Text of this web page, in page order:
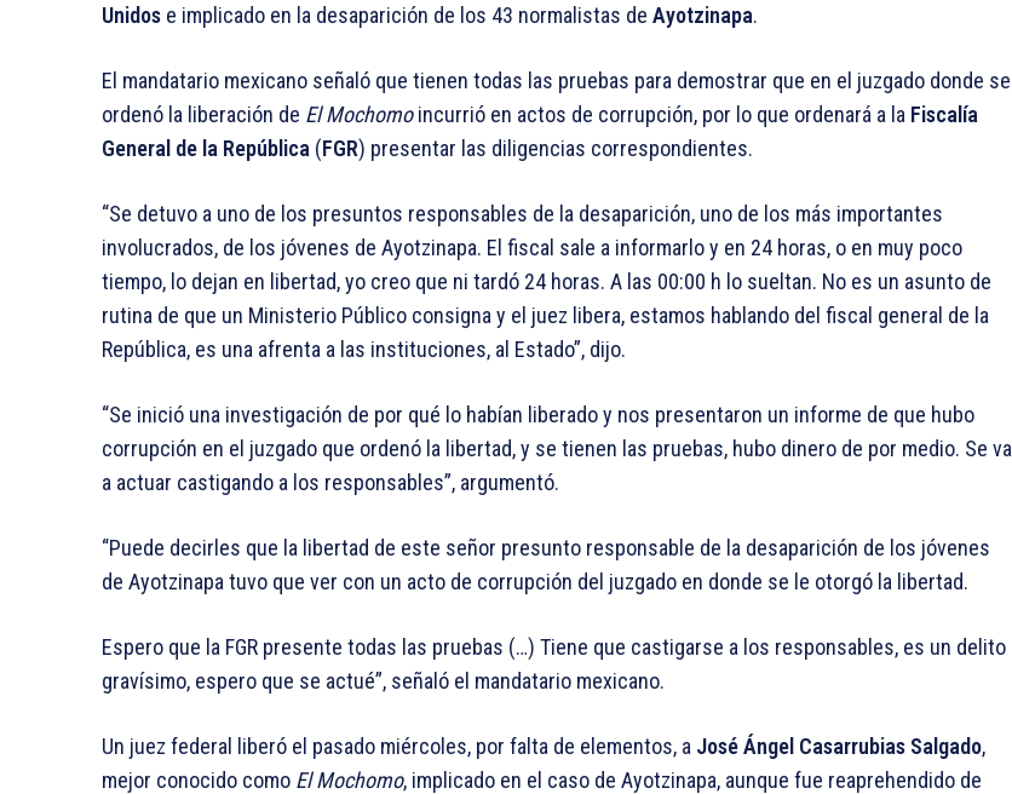
Unidos e implicado en la desaparición de los 43 normalistas de Ayotzinapa.
El mandatario mexicano señaló que tienen todas las pruebas para demostrar que en el juzgado donde se
ordenó la liberación de El Mochomoincurrió en actos de corrupción, por lo que ordenará a la Fiscalía
General de la República (FGR) presentar las diligencias correspondientes.
“Se detuvo a uno de los presuntos responsables de la desaparición, uno de los más importantes
involucrados, de los jóvenes de Ayotzinapa. El fiscal sale a informarlo y en 24 horas, o en muy poco
tiempo, lo dejan en libertad, yo creo que ni tardó 24 horas. A las 00:00 h lo sueltan. No es un asunto de
rutina de que un Ministerio Público consigna y el juez libera, estamos hablando del fiscal general de la
República, es una afrenta a las instituciones, al Estado”, dijo.
“Se inició una investigación de por qué lo habían liberado y nos presentaron un informe de que hubo
corrupción en el juzgado que ordenó la libertad, y se tienen las pruebas, hubo dinero de por medio. Se va
a actuar castigando a los responsables”, argumentó.
“Puede decirles que la libertad de este señor presunto responsable de la desaparición de los jóvenes
de Ayotzinapa tuvo que ver con un acto de corrupción del juzgado en donde se le otorgó la libertad.
Espero que la FGR presente todas las pruebas (…) Tiene que castigarse a los responsables, es un delito
gravísimo, espero que se actué”, señaló el mandatario mexicano.
Un juez federal liberó el pasado miércoles, por falta de elementos, a José Ángel Casarrubias Salgado,
mejor conocido como El Mochomo, implicado en el caso de Ayotzinapa, aunque fue reaprehendido de